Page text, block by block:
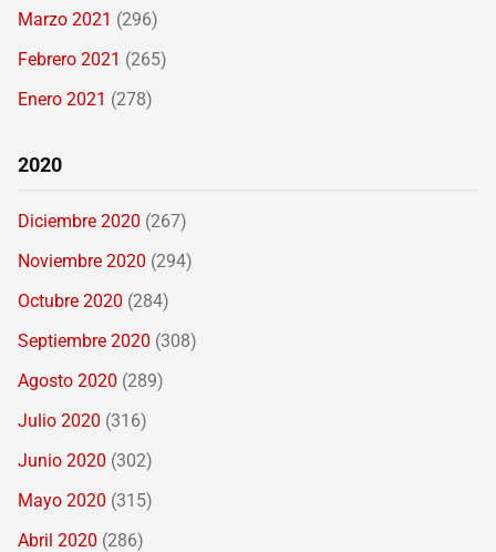
Marzo 2021 (296)
Febrero 2021 (265)
Enero 2021 (278)
2020
Diciembre 2020 (267)
Noviembre 2020 (294)
Octubre 2020 (284)
Septiembre 2020 (308)
Agosto 2020 (289)
Julio 2020 (316)
Junio 2020 (302)
Mayo 2020 (315)
Abril 2020 (286)